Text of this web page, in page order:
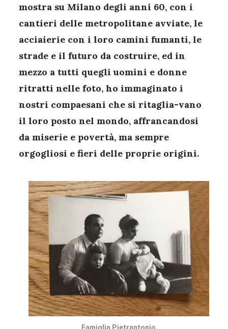
mostra su Milano degli anni 60, con i
cantieri delle metropolitane avviate, le
acciaierie con i loro camini fumanti, le
strade e il futuro da costruire, ed in
mezzo a tutti quegli uomini e donne
ritratti nelle foto, ho immaginato i
nostri compaesani che si ritaglia-vano
il loro posto nel mondo, affrancandosi
da miserie e povertà, ma sempre
orgogliosi e fieri delle proprie origini.